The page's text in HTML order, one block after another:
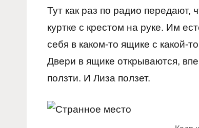
Тут как раз по радио передают,
куртке с крестом на руке. Им
себя в каком-то ящике с какой-
Двери в ящике открываются,
ползти. И Лиза ползет.